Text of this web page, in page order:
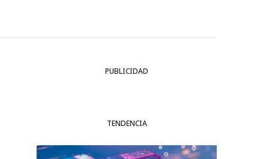
PUBLICIDAD
TENDENCIA